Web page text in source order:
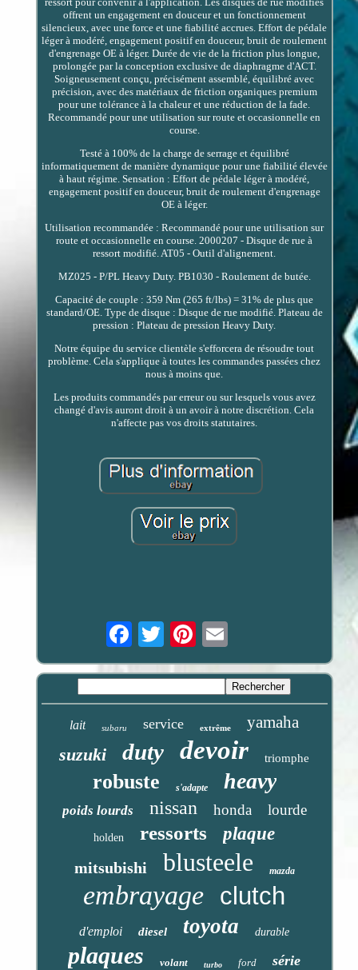
offrent un engagement en douceur et un fonctionnement
silencieux, avec une force et une fiabilité accrues. Effort de pédale
léger à modéré, engagement positif en douceur, bruit de roulement
d'engrenage OE à léger. Durée de vie de la friction plus longue,
prolongée par la conception exclusive de diaphragme d'ACT.
Soigneusement conçu, précisément assemblé, équilibré avec
précision, avec des matériaux de friction organiques premium
pour une tolérance à la chaleur et une réduction de la fade.
Recommandé pour une utilisation sur route et occasionnelle en
course.
Testé à 100% de la charge de serrage et équilibré
informatiquement de manière dynamique pour une fiabilité élevée
à haut régime. Sensation : Effort de pédale léger à modéré,
engagement positif en douceur, bruit de roulement d'engrenage
OE à léger.
Utilisation recommandée : Recommandé pour une utilisation sur
route et occasionnelle en course. 2000207 - Disque de rue à
ressort modifié. AT05 - Outil d'alignement.
MZ025 - P/PL Heavy Duty. PB1030 - Roulement de butée.
Capacité de couple : 359 Nm (265 ft/lbs) = 31% de plus que
standard/OE. Type de disque : Disque de rue modifié. Plateau de
pression : Plateau de pression Heavy Duty.
Notre équipe du service clientèle s'efforcera de résoudre tout
problème. Cela s'applique à toutes les commandes passées chez
nous à moins que.
Les produits commandés par erreur ou sur lesquels vous avez
changé d'avis auront droit à un avoir à notre discrétion. Cela
n'affecte pas vos droits statutaires.
Email
lait subaru service extrême yamaha
suzuki duty devoir triomphe
robuste s'adapte heavy
poids lourds nissan honda lourde
holden ressorts plaque
mitsubishi blusteele mazda
embrayage clutch
d'emploi diesel toyota durable
plaques volant turbo ford série